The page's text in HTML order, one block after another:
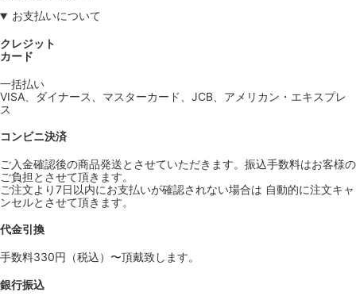
お支払いについて
クレジット
カード
一括払い
VISA、ダイナース、マスターカード、JCB、アメリカン・エキスプレ
ス
コンビニ決済
ご入金確認後の商品発送とさせていただきます。振込手数料はお客様の
ご負担とさせて頂きます。
ご注文より7日以内にお支払いが確認されない場合は 自動的に注文キャ
ンセルとさせて頂きます。
代金引換
手数料330円（税込）〜頂戴致します。
銀行振込